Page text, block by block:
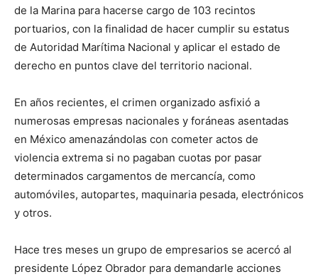
de la Marina para hacerse cargo de 103 recintos
portuarios, con la finalidad de hacer cumplir su estatus
de Autoridad Marítima Nacional y aplicar el estado de
derecho en puntos clave del territorio nacional.
En años recientes, el crimen organizado asfixió a
numerosas empresas nacionales y foráneas asentadas
en México amenazándolas con cometer actos de
violencia extrema si no pagaban cuotas por pasar
determinados cargamentos de mercancía, como
automóviles, autopartes, maquinaria pesada, electrónicos
y otros.
Hace tres meses un grupo de empresarios se acercó al
presidente López Obrador para demandarle acciones